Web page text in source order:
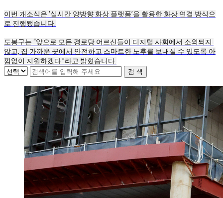
이번 개소식은 ‘실시간 양방향 화상 플랫폼’을 활용한 화상 연결 방식으
로 진행됐습니다.
도봉구는 “앞으로 모든 경로당 어르신들이 디지털 사회에서 소외되지
않고, 집 가까운 곳에서 안전하고 스마트한 노후를 보내실 수 있도록 아
낌없이 지원하겠다.”라고 밝혔습니다.